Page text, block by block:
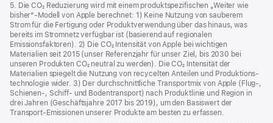
5. Die CO₂ Reduzierung wird mit einem produktspezifischen „Weiter wie
bisher“-Modell von Apple berechnet: 1) Keine Nutzung von sauberem
Strom für die Fertigung oder Produktverwendung über das hinaus, was
bereits im Stromnetz verfügbar ist (basierend auf regionalen
Emissionsfaktoren). 2) Die CO₂ Intensität von Apple bei wichtigen
Materialien seit 2015 (unser Referenzjahr für unser Ziel, bis 2030 bei
unseren Produkten CO₂ neutral zu werden). Die CO₂ Intensität der
Materialien spiegelt die Nutzung von recycelten Anteilen und Produktions­
technologie wider. 3) Der durchschnittliche Transportmix von Apple (Flug‑,
Schienen‑, Schiff‑ und Bodentransport) nach Produktlinie und Region in
drei Jahren (Geschäftsjahre 2017 bis 2019), um den Basiswert der
Transport-Emissionen unserer Produkte am besten zu erfassen.